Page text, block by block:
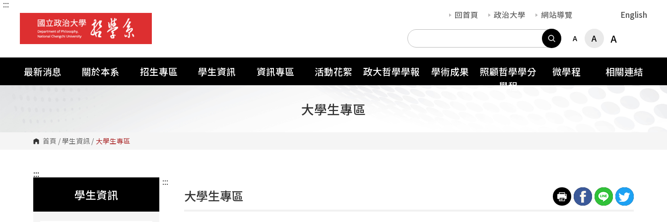
跳
塊
:::
回首頁 政治大學 網站導覽 English
搜尋A A A
最新消息 關於本系 招生專區 學生資訊 資訊專區 活動花絮 政大哲學學報 學術成果
照顧哲學學分
學程
微學程 相關連結
大學生專區
首頁 /學生資訊 / 大學生專區
:::
學生資訊
:::
大學生專區